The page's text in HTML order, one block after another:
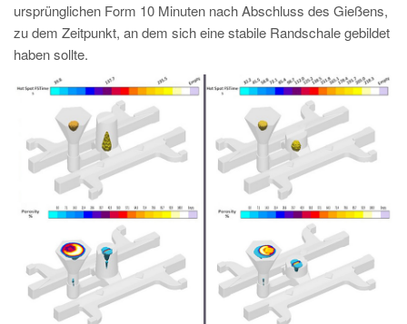
ursprünglichen Form 10 Minuten nach Abschluss des Gießens,
zu dem Zeitpunkt, an dem sich eine stabile Randschale gebildet
haben sollte.